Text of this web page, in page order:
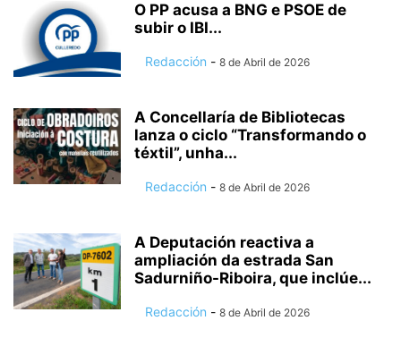
O PP acusa a BNG e PSOE de
subir o IBI...
Redacción - 8 de Abril de 2026
A Concellaría de Bibliotecas
lanza o ciclo “Transformando o
téxtil”, unha...
Redacción - 8 de Abril de 2026
A Deputación reactiva a
ampliación da estrada San
Sadurniño-Riboira, que inclúe...
Redacción - 8 de Abril de 2026